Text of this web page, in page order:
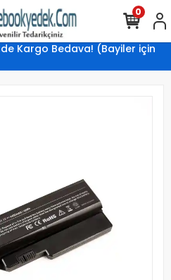
Kargo Bedava! (Bayiler için
0